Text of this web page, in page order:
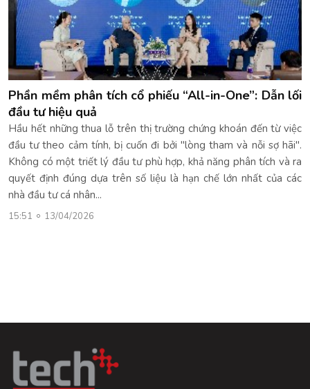
Phần mềm phân tích cổ phiếu “All-in-One”: Dẫn lối
đầu tư hiệu quả
Hầu hết những thua lỗ trên thị trường chứng khoán đến từ việc
đầu tư theo cảm tính, bị cuốn đi bởi "lòng tham và nỗi sợ hãi".
Không có một triết lý đầu tư phù hợp, khả năng phân tích và ra
quyết định đúng dựa trên số liệu là hạn chế lớn nhất của các
nhà đầu tư cá nhân...
15:51 13/04/2026